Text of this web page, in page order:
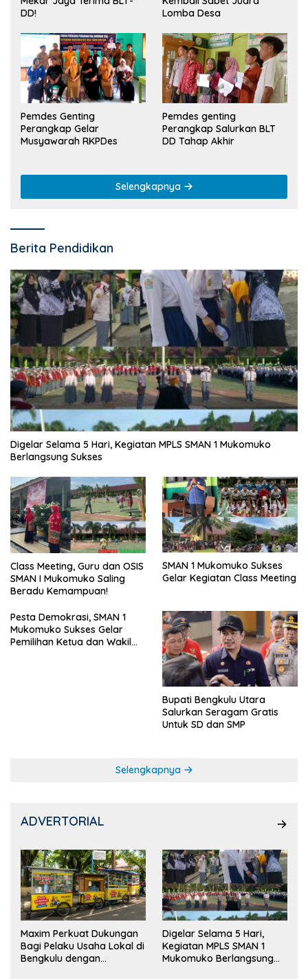
DD!
Lomba Desa
Pemdes Genting
Perangkap Gelar
Musyawarah RKPDes
Pemdes genting
Perangkap Salurkan BLT
DD Tahap Akhir
Selengkapnya
Berita Pendidikan
Digelar Selama 5 Hari, Kegiatan MPLS SMAN 1 Mukomuko
Berlangsung Sukses
Class Meeting, Guru dan OSIS
SMAN I Mukomuko Saling
Beradu Kemampuan!
SMAN 1 Mukomuko Sukses
Gelar Kegiatan Class Meeting
Pesta Demokrasi, SMAN 1
Mukomuko Sukses Gelar
Pemilihan Ketua dan Wakil
Bupati Bengkulu Utara
Salurkan Seragam Gratis
Untuk SD dan SMP
Selengkapnya
ADVERTORIAL
Maxim Perkuat Dukungan
Bagi Pelaku Usaha Lokal di
Bengkulu dengan
Digelar Selama 5 Hari,
Kegiatan MPLS SMAN 1
Mukomuko Berlangsung